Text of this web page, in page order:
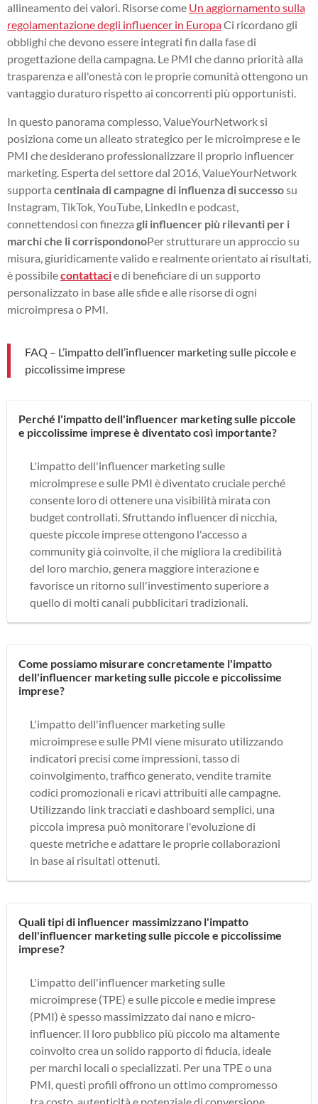
allineamento dei valori. Risorse come Un aggiornamento sulla
regolamentazione degli influencer in EuropaCi ricordano gli
obblighi che devono essere integrati fin dalla fase di
progettazione della campagna. Le PMI che danno priorità alla
trasparenza e all'onestà con le proprie comunità ottengono un
vantaggio duraturo rispetto ai concorrenti più opportunisti.
In questo panorama complesso, ValueYourNetwork si
posiziona come un alleato strategico per le microimprese e le
PMI che desiderano professionalizzare il proprio influencer
marketing. Esperta del settore dal 2016, ValueYourNetwork
supporta centinaia di campagne di influenza di successosu
Instagram, TikTok, YouTube, LinkedIn e podcast,
connettendosi con finezza gli influencer più rilevanti per i
marchi che li corrispondonoPer strutturare un approccio su
misura, giuridicamente valido e realmente orientato ai risultati,
è possibilecontattacie di beneficiare di un supporto
personalizzato in base alle sfide e alle risorse di ogni
microimpresa o PMI.
FAQ – L’impatto dell’influencer marketing sulle piccole e
piccolissime imprese
Perché l'impatto dell'influencer marketing sulle piccole
e piccolissime imprese è diventato così importante?
L'impatto dell'influencer marketing sulle
microimprese e sulle PMI è diventato cruciale perché
consente loro di ottenere una visibilità mirata con
budget controllati. Sfruttando influencer di nicchia,
queste piccole imprese ottengono l'accesso a
community già coinvolte, il che migliora la credibilità
del loro marchio, genera maggiore interazione e
favorisce un ritorno sull'investimento superiore a
quello di molti canali pubblicitari tradizionali.
Come possiamo misurare concretamente l'impatto
dell'influencer marketing sulle piccole e piccolissime
imprese?
L'impatto dell'influencer marketing sulle
microimprese e sulle PMI viene misurato utilizzando
indicatori precisi come impressioni, tasso di
coinvolgimento, traffico generato, vendite tramite
codici promozionali e ricavi attribuiti alle campagne.
Utilizzando link tracciati e dashboard semplici, una
piccola impresa può monitorare l'evoluzione di
queste metriche e adattare le proprie collaborazioni
in base ai risultati ottenuti.
Quali tipi di influencer massimizzano l'impatto
dell'influencer marketing sulle piccole e piccolissime
imprese?
L'impatto dell'influencer marketing sulle
microimprese (TPE) e sulle piccole e medie imprese
(PMI) è spesso massimizzato dai nano e micro-
influencer. Il loro pubblico più piccolo ma altamente
coinvolto crea un solido rapporto di fiducia, ideale
per marchi locali o specializzati. Per una TPE o una
PMI, questi profili offrono un ottimo compromesso